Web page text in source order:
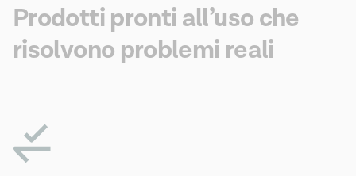
Prodotti pronti all’uso che
risolvono problemi reali